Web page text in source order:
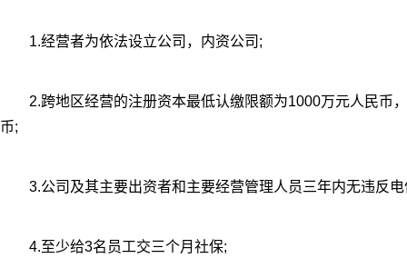
1.经营者为依法设立公司，内资公司;
2.跨地区经营的注册资本最低认缴限额为1000万元人民币
币;
3.公司及其主要出资者和主要经营管理人员三年内无违反电
4.至少给3名员工交三个月社保;